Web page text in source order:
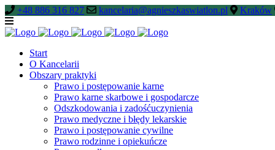
+48 886 316 827 kancelaria@agnieszkaswiatlon.pl Kraków
Start
O Kancelarii
Obszary praktyki
Prawo i postępowanie karne
Prawo karne skarbowe i gospodarcze
Odszkodowania i zadośćuczynienia
Prawo medyczne i błędy lekarskie
Prawo i postępowanie cywilne
Prawo rodzinne i opiekuńcze